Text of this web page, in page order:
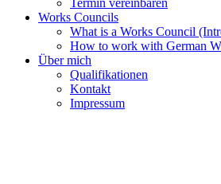
Termin vereinbaren
Works Councils
What is a Works Council
How to work with German
Über mich
Qualifikationen
Kontakt
Impressum